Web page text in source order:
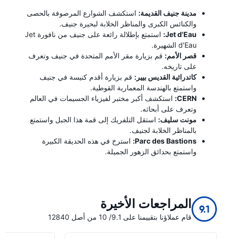
مدينة جنيف القديمة: استكشف الشوارع المرصوفة بالحصى
والكنائس الكبرى والمناظر الخلابة لبحيرة جنيف.
Jet d'Eau:
استمتع بإطلالة رائعة على جنيف من نافورة Jet
d'Eau الشهيرة.
قصر الأمم: قم بزيارة مقر الأمم المتحدة في جنيف وتعرف
على تاريخه.
كاتدرائية القديس بيير: قم بزيارة أقدم كنيسة في جنيف
واستمتع بالهندسة المعمارية القوطية.
CERN: استكشف أكبر مختبر لفيزياء الجسيمات في العالم
وتعرف على أبحاثه.
مونت سليف: استقل التلفريك إلى قمة هذا الجبل واستمتع
بالمناظر الخلابة لجنيف.
Parc des Bastions: استرخ في هذه الحديقة الكبيرة
واستمتع بحدائق الزهور الجميلة.
9.1 المراجعات الأخيرة
قام عملاؤنا بتقييمنا على 9.1/ 10 من أصل 12840